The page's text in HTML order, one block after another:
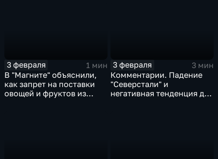
3 февраля
1 мин
В "Магните" объяснили,
как запрет на поставки
овощей и фруктов из
3 февраля
3 мин
Комментарии. Падение
"Северстали" и
негативная тенденция для